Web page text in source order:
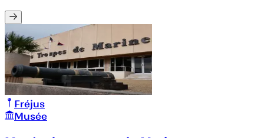
Fréjus
Musée